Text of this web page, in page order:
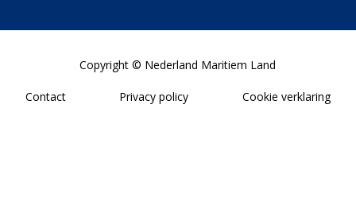
Copyright © Nederland Maritiem Land
Contact Privacy policy Cookie verklaring